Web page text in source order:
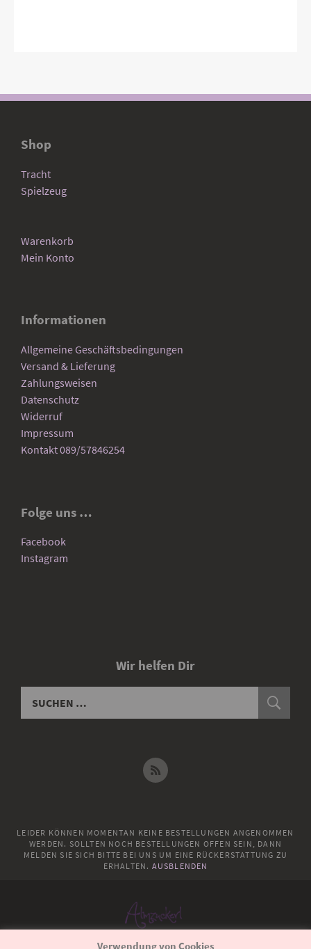
Shop
Tracht
Spielzeug
Warenkorb
Mein Konto
Informationen
Allgemeine Geschäftsbedingungen
Versand & Lieferung
Zahlungsweisen
Datenschutz
Widerruf
Impressum
Kontakt 089/57846254
Folge uns …
Facebook
Instagram
Wir helfen Dir
LEIDER KÖNNEN MOMENTAN KEINE BESTELLUNGEN ANGENOMMEN
WERDEN. SOLLTEN NOCH BESTELLUNGEN OFFEN SEIN, DANN
MELDEN SIE SICH BITTE BEI UNS UM EINE RÜCKERSTATTUNG ZU
ERHALTEN. AUSBLENDEN
Verwendung von Cookies